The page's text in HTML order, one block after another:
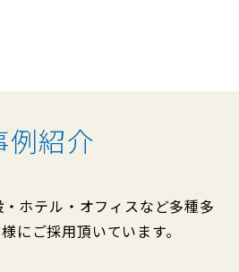
例紹介
・ホテル・オフィスなど多種多
にご採用頂いています。